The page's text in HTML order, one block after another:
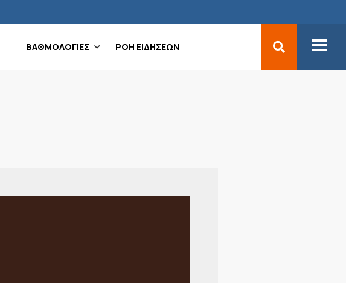
ΒΑΘΜΟΛΟΓΙΕΣ ΡΟΗ ΕΙΔΗΣΕΩΝ